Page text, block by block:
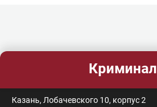
Криминал
Казань, Лобачевского 10, корпус 2